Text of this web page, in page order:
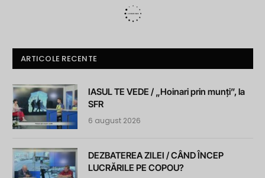
ARTICOLE RECENTE
IASUL TE VEDE / „Hoinari prin munți”, la
SFR
6 august 2026
DEZBATEREA ZILEI / CÂND ÎNCEP
LUCRĂRILE PE COPOU?